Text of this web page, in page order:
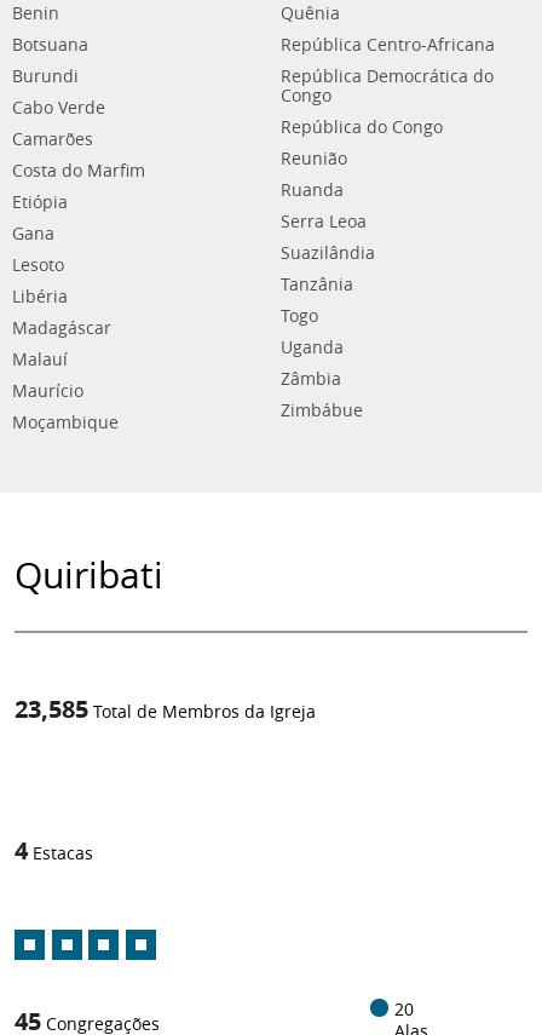
Benin
Botsuana
Burundi
Cabo Verde
Camarões
Costa do Marfim
Etiópia
Gana
Lesoto
Libéria
Madagáscar
Malauí
Maurício
Moçambique
Quênia
República Centro-Africana
República Democrática do
Congo
República do Congo
Reunião
Ruanda
Serra Leoa
Suazilândia
Tanzânia
Togo
Uganda
Zâmbia
Zimbábue
Quiribati
23,585 Total de Membros da Igreja
4 Estacas
45 Congregações
20